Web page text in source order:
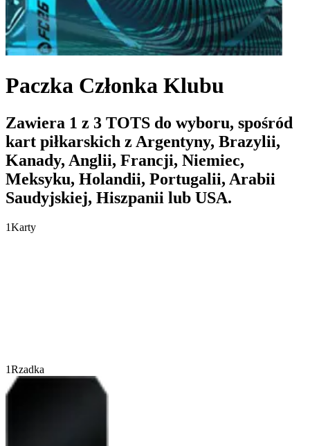
Paczka Członka Klubu
Zawiera 1 z 3 TOTS do wyboru, spośród
kart piłkarskich z Argentyny, Brazylii,
Kanady, Anglii, Francji, Niemiec,
Meksyku, Holandii, Portugalii, Arabii
Saudyjskiej, Hiszpanii lub USA.
1Karty
1Rzadka